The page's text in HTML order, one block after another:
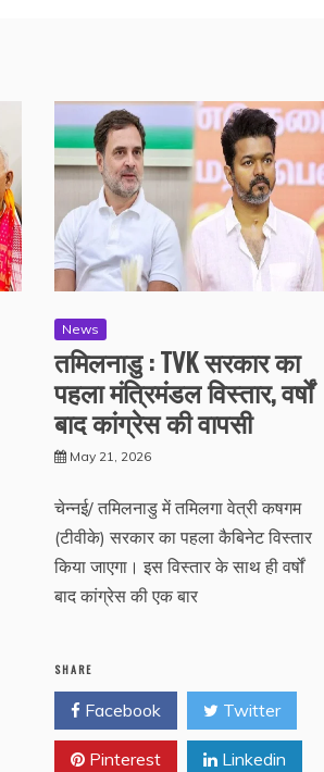
News
तमिलनाडु : TVK सरकार का
पहला मंत्रिमंडल विस्तार, वर्षों
बाद कांग्रेस की वापसी
May 21, 2026
चेन्नई/ तमिलनाडु में तमिलगा वेत्री कषगम
(टीवीके) सरकार का पहला कैबिनेट विस्तार
किया जाएगा। इस विस्तार के साथ ही वर्षों
बाद कांग्रेस की एक बार
SHARE
Facebook Twitter
Pinterest Linkedin